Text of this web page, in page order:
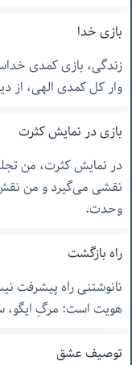
بازی خدا
زندگی، بازی کمدی
وار کل کمدی الهی، از
بازی در نمایش کثرت
در نمایش کثرت، من
نقشی می‌گیرد و من نقش
وحدت.
راه بازگشت
نانوشتنی راه پیشرفت
هویت است: مرگِ ایگو،
توصیف عشق